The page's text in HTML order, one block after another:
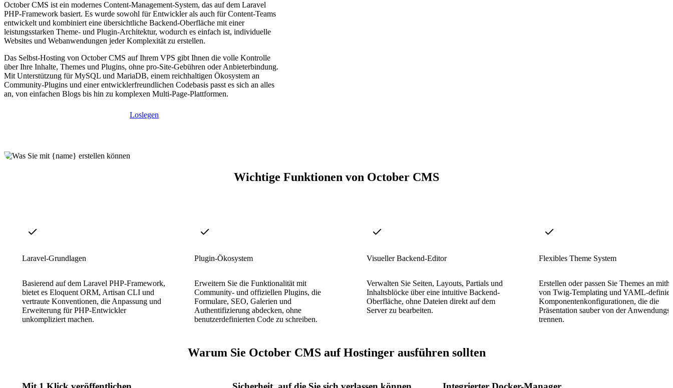
October CMS ist ein modernes Content-Management-System, das auf dem Laravel
PHP-Framework basiert. Es wurde sowohl für Entwickler als auch für Content-Teams
entwickelt und kombiniert eine übersichtliche Backend-Oberfläche mit einer
leistungsstarken Theme- und Plugin-Architektur, wodurch es einfach ist, individuelle
Websites und Webanwendungen jeder Komplexität zu erstellen.
Das Selbst-Hosting von October CMS auf Ihrem VPS gibt Ihnen die volle Kontrolle
über Ihre Inhalte, Themes und Plugins, ohne pro-Site-Gebühren oder Anbieterbindung.
Mit Unterstützung für MySQL und MariaDB, einem reichhaltigen Ökosystem an
Community-Plugins und einer entwicklerfreundlichen Codebasis passt es sich an alles
an, von einfachen Blogs bis hin zu komplexen Multi-Page-Plattformen.
Loslegen
Wichtige Funktionen von October CMS
Laravel-Grundlagen
Basierend auf dem Laravel PHP-Framework,
bietet es Eloquent ORM, Artisan CLI und
vertraute Konventionen, die Anpassung und
Erweiterung für PHP-Entwickler
unkompliziert machen.
Plugin-Ökosystem
Erweitern Sie die Funktionalität mit
Community- und offiziellen Plugins, die
Formulare, SEO, Galerien und
Authentifizierung abdecken, ohne
benutzerdefinierten Code zu schreiben.
Visueller Backend-Editor
Verwalten Sie Seiten, Layouts, Partials und
Inhaltsblöcke über eine intuitive Backend-
Oberfläche, ohne Dateien direkt auf dem
Server zu bearbeiten.
Flexibles Theme System
Erstellen oder passen Sie Themes an
von Twig-Templating und YAML-
Komponentenkonfigurationen, die die
Präsentation sauber von der
trennen.
Warum Sie October CMS auf Hostinger ausführen sollten